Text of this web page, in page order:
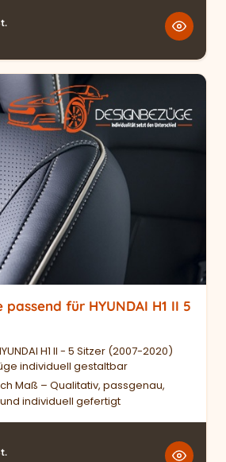
für HYUNDAI H1 II 5
H1 II - 5 Sitzer (2007-2020)
individuell gestaltbar
Maß – Qualitativ, passgenau,
individuell gefertigt